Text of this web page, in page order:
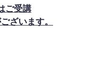
ご受講
ざいます。